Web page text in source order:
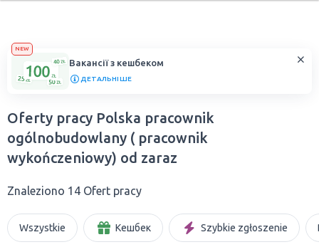
NEW
Вакансії з кешбеком
ДЕТАЛЬНІШЕ
Oferty pracy Polska pracownik
ogólnobudowlany ( pracownik
wykończeniowy) od zaraz
Znaleziono 14 Ofert pracy
Wszystkie Кешбек Szybkie zgłoszenie